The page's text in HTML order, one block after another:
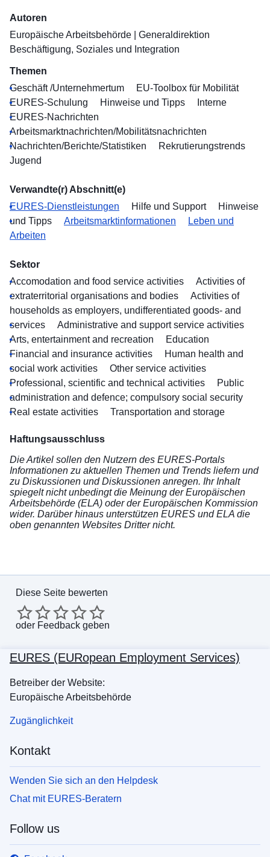
Autoren
Europäische Arbeitsbehörde
Generaldirektion
Beschäftigung, Soziales und Integration
Themen
Geschäft /Unternehmertum
EU-Toolbox für Mobilität
EURES-Schulung
Hinweise und Tipps
Interne
EURES-Nachrichten
Arbeitsmarktnachrichten/Mobilitätsnachrichten
Nachrichten/Berichte/Statistiken
Rekrutierungstrends
Jugend
Verwandte(r) Abschnitt(e)
EURES-Dienstleistungen
Hilfe und Support
Hinweise
und Tipps
Arbeitsmarktinformationen
Leben und
Arbeiten
Sektor
Accomodation and food service activities
Activities of
extraterritorial organisations and bodies
Activities of
households as employers, undifferentiated goods- and
services
Administrative and support service activities
Arts, entertainment and recreation
Education
Financial and insurance activities
Human health and
social work activities
Other service activities
Professional, scientific and technical activities
Public
administration and defence; compulsory social security
Real estate activities
Transportation and storage
Haftungsausschluss
Die Artikel sollen den Nutzern des EURES-Portals
Informationen zu aktuellen Themen und Trends liefern und
zu Diskussionen und Diskussionen anregen. Ihr Inhalt
spiegelt nicht unbedingt die Meinung der Europäischen
Arbeitsbehörde (ELA) oder der Europäischen Kommission
wider. Darüber hinaus unterstützen EURES und ELA die
oben genannten Websites Dritter nicht.
Diese Seite bewerten
oder Feedback geben
EURES (EURopean Employment Services)
Betreiber der Website:
Europäische Arbeitsbehörde
Zugänglichkeit
Kontakt
Wenden Sie sich an den Helpdesk
Chat mit EURES-Beratern
Follow us